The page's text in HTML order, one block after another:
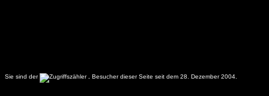
Sie sind der . Besucher dieser Seite seit dem 28. Dezember 2004.